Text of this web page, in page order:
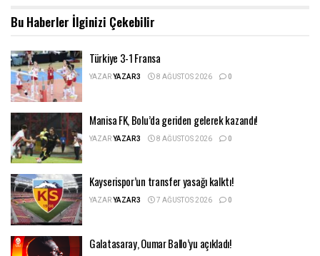
Bu Haberler İlginizi Çekebilir
Türkiye 3-1 Fransa
YAZARYAZAR3 8 AĞUSTOS 2026 0
Manisa FK, Bolu’da geriden gelerek kazandı!
YAZARYAZAR3 8 AĞUSTOS 2026 0
Kayserispor’un transfer yasağı kalktı!
YAZARYAZAR3 7 AĞUSTOS 2026 0
Galatasaray, Oumar Ballo’yu açıkladı!